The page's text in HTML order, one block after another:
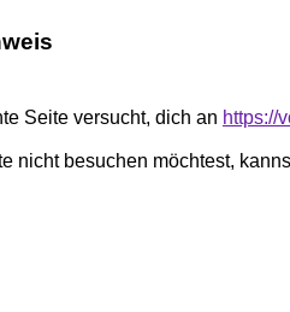
Seite versucht, dich an https://
nicht besuchen möchtest,